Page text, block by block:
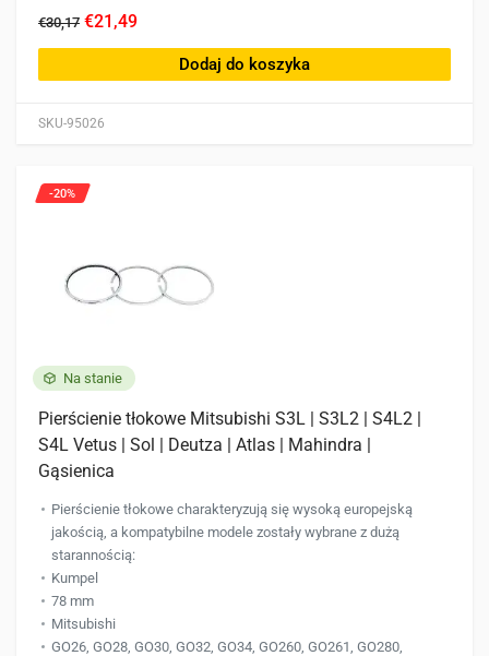
SKU-95026
€30,17 €21,49
Dodaj do koszyka
Na stanie
-20%
Pierścienie tłokowe Mitsubishi S3L | S3L2 | S4L2 |
S4L Vetus | Sol | Deutza | Atlas | Mahindra |
Gąsienica
Pierścienie tłokowe charakteryzują się wysoką europejską
jakością, a kompatybilne modele zostały wybrane z dużą
starannością:
Kumpel
78 mm
Mitsubishi
GO26, GO28, GO30, GO32, GO34, GO260, GO261, GO280,